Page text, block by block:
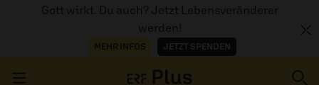
Gott wirkt. Du auch? Jetzt Lebensveränderer
werden!
MEHR INFOS JETZT SPENDEN